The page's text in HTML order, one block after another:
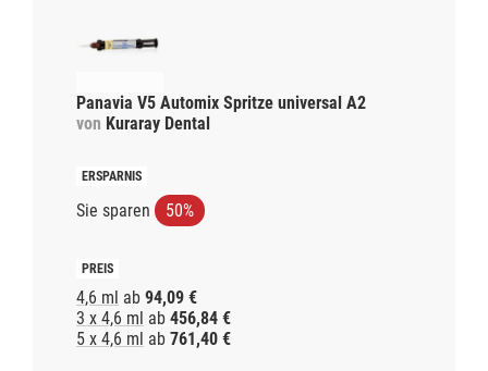
Panavia V5 Automix Spritze universal A2
von Kuraray Dental
Sie sparen 50%
4,6 ml ab 94,09 €
3 x 4,6 ml ab 456,84 €
5 x 4,6 ml ab 761,40 €